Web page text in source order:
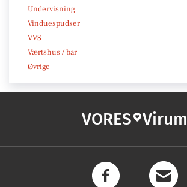
Undervisning
Vinduespudser
VVS
Værtshus / bar
Øvrige
VORES Virum